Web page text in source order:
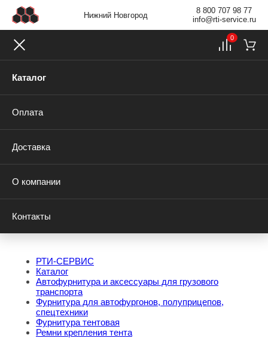
Нижний Новгород
8 800 707 98 77
info@rti-service.ru
Каталог
Оплата
Доставка
О компании
Контакты
0
РТИ-СЕРВИС
Каталог
Автофурнитура и аксессуары для грузового
транспорта
Фурнитура для автофургонов, полуприцепов,
спецтехники
Фурнитура тентовая
Ремни крепления тента